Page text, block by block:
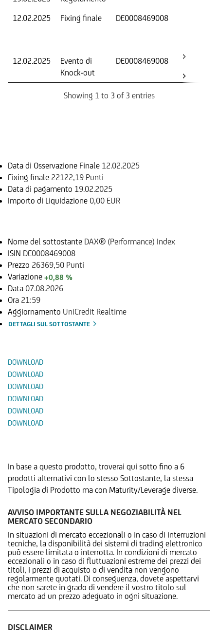
12.02.2025
Fixing finale DE0008469008
12.02.2025
Evento di
Knock-out
DE0008469008
Showing 1 to 3 of 3 entries
Data di Osservazione Finale 12.02.2025
Fixing finale 22122,19 Punti
Data di pagamento 19.02.2025
Importo di Liquidazione 0,00 EUR
Nome del sottostante DAX® (Performance) Index
ISIN DE0008469008
Prezzo 26369,50 Punti
Variazione +0,88 %
Data 07.08.2026
Ora 21:59
Aggiornamento UniCredit Realtime
DETTAGLI SUL SOTTOSTANTE
DOWNLOAD
DOWNLOAD
DOWNLOAD
DOWNLOAD
DOWNLOAD
DOWNLOAD
In base a questo prodotto, troverai qui sotto fino a 6
prodotti alternativi con lo stesso Sottostante, la stessa
Tipologia di Prodotto ma con Maturity/Leverage diverse.
AVVISO IMPORTANTE SULLA NEGOZIABILITÀ NEL
MERCATO SECONDARIO
In situazioni di mercato eccezionali o in caso di interruzioni
tecniche, la disponibilità dei sistemi di trading elettronico
può essere limitata o interrotta. In condizioni di mercato
eccezionali o in caso di fluttuazioni estreme dei prezzi dei
titoli, i prezzi di acquisto o di vendita non vengono
regolarmente quotati. Di conseguenza, dovete aspettarvi
che non sarete in grado di vendere il vostro titolo sul
mercato ad un prezzo adeguato in ogni situazione.
DISCLAIMER